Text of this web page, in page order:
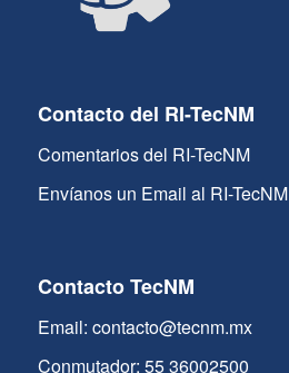
Contacto del RI-TecNM
Comentarios del RI-TecNM
Envíanos un Email al RI-TecNM
Contacto TecNM
Email: contacto@tecnm.mx
Conmutador: 55 36002500